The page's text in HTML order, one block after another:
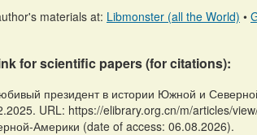
materials at: Libmonster (all the World) •
for scientific papers (for citations):
президент в истории Южной и
URL: https://elibrary.org.cn/m/articles/
Америки (date of access: 06.08.2026).